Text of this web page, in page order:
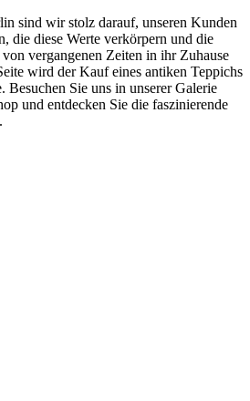
sind wir stolz darauf, unseren Kunden
die diese Werte verkörpern und die
vergangenen Zeiten in ihr Zuhause
wird der Kauf eines antiken Teppichs
Besuchen Sie uns in unserer Galerie
und entdecken Sie die faszinierende